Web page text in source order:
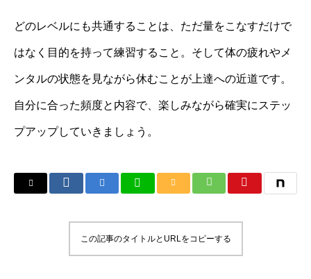
どのレベルにも共通することは、ただ量をこなすだけで
はなく目的を持って練習すること。そして体の疲れやメ
ンタルの状態を見ながら休むことが上達への近道です。
自分に合った頻度と内容で、楽しみながら確実にステッ
プアップしていきましょう。
この記事のタイトルとURLをコピーする